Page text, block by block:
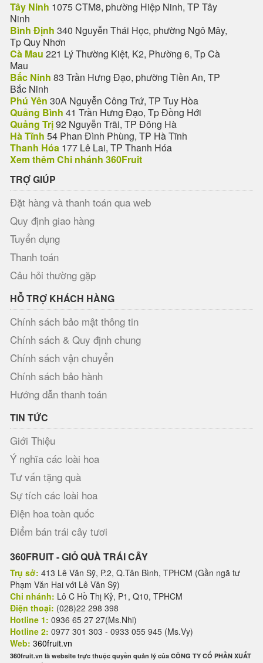
Tây Ninh 1075 CTM8, phường Hiệp Ninh, TP Tây
Ninh
Bình Định 340 Nguyễn Thái Học, phường Ngô Mây,
Tp Quy Nhơn
Cà Mau 221 Lý Thường Kiệt, K2, Phường 6, Tp Cà
Mau
Bắc Ninh 83 Trần Hưng Đạo, phường Tiền An, TP
Bắc Ninh
Phú Yên 30A Nguyễn Công Trứ, TP Tuy Hòa
Quảng Bình 41 Trần Hưng Đạo, Tp Đồng Hới
Quảng Trị92 Nguyễn Trãi, TP Đông Hà
Hà Tĩnh 54 Phan Đình Phùng, TP Hà Tĩnh
Thanh Hóa 177 Lê Lai, TP Thanh Hóa
Xem thêm Chi nhánh 360Fruit
TRỢ GIÚP
Đặt hàng và thanh toán qua web
Quy định giao hàng
Tuyển dụng
Thanh toán
Câu hỏi thường gặp
HỖ TRỢ KHÁCH HÀNG
Chính sách bảo mật thông tin
Chính sách & Quy định chung
Chính sách vận chuyển
Chính sách bảo hành
Hướng dẫn thanh toán
TIN TỨC
Giới Thiệu
Ý nghĩa các loài hoa
Tư vấn tặng quà
Sự tích các loài hoa
Điện hoa toàn quốc
Điểm bán trái cây tươi
360FRUIT - GIỎ QUÀ TRÁI CÂY
Trụ sở: 413 Lê Văn Sỹ, P.2, Q.Tân Bình, TPHCM (Gần ngã tư
Phạm Văn Hai với Lê Văn Sỹ)
Chi nhánh: Lô C Hồ Thị Kỷ, P1, Q10, TPHCM
Điện thoại: (028)22 298 398
Hotline 1: 0936 65 27 27(Ms.Nhi)
Hotline 2: 0977 301 303 - 0933 055 945 (Ms.Vy)
Web: 360fruit.vn
360fruit.vn là website trực thuộc quyền quản lý của CÔNG TY CỔ PHẦN XUẤT